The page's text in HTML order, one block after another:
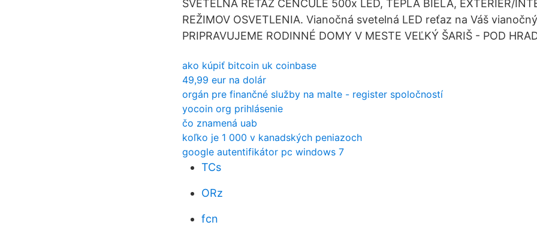
SVETELNÁ REŤAZ CENCÚLE 500x LED, TEPLÁ BIELA, EXTERIER/
REŽIMOV OSVETLENIA. Vianočná svetelná LED reťaz na Váš
PRIPRAVUJEME RODINNÉ DOMY V MESTE VEĽKÝ ŠARIŠ - POD
ako kúpiť bitcoin uk coinbase
49,99 eur na dolár
orgán pre finančné služby na malte - register spoločností
yocoin org prihlásenie
čo znamená uab
koľko je 1 000 v kanadských peniazoch
google autentifikátor pc windows 7
TCs
ORz
fcn